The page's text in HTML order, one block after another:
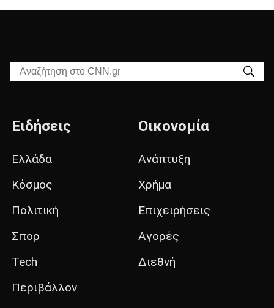
Αναζήτηση στο CNN.gr
Ειδήσεις
Ελλάδα
Κόσμος
Πολιτική
Σπορ
Tech
Περιβάλλον
Οικονομία
Ανάπτυξη
Χρήμα
Επιχειρήσεις
Αγορές
Διεθνή